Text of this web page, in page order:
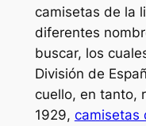
camisetas de la
diferentes
buscar, los
División de
cuello, en tanto,
1929, camisetas